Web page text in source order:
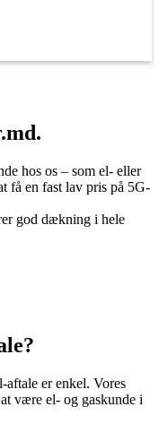
hos os – som el- eller
få en fast lav pris på 5G-
god dækning i hele
aftale er enkel. Vores
være el- og gaskunde i